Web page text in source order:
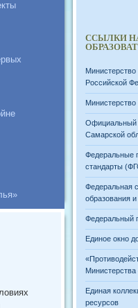
ССЫЛКИ
Российской
Официальный
Самарской
Федеральные
стандарты
Федеральная
образования и
Федеральный
Единое окно
Единая
ресурсов